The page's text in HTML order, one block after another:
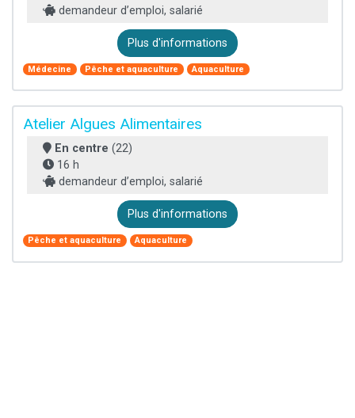
demandeur d’emploi, salarié
Plus d'informations
Médecine Pêche et aquaculture Aquaculture
Atelier Algues Alimentaires
En centre (22)
16 h
demandeur d’emploi, salarié
Plus d'informations
Pêche et aquaculture Aquaculture